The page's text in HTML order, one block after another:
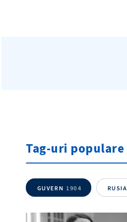
Tag-uri populare
GUVERN 1904 RUSIA